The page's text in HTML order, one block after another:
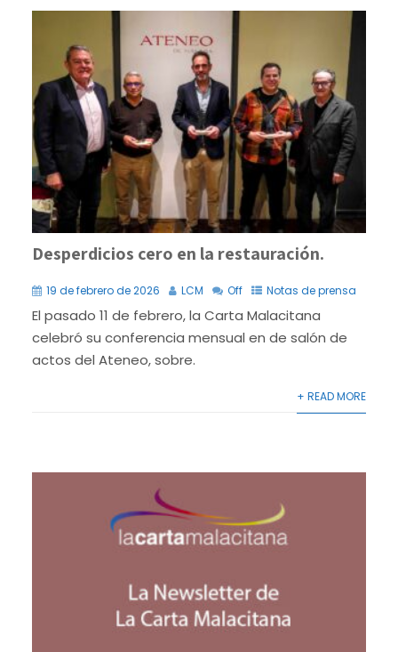
Desperdicios cero en la restauración.
19 de febrero de 2026 LCM Off Notas de prensa
El pasado 11 de febrero, la Carta Malacitana
celebró su conferencia mensual en de salón de
actos del Ateneo, sobre.
+ READ MORE